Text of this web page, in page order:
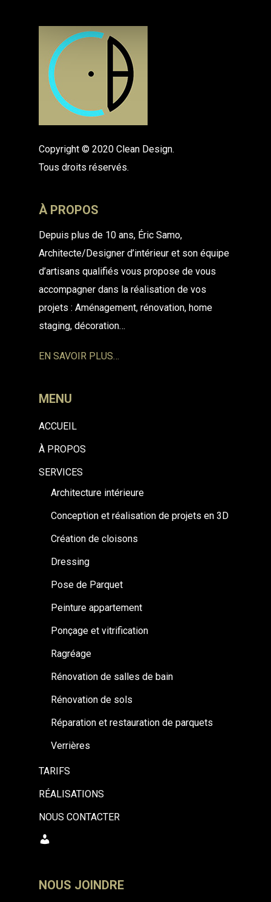
Copyright © 2020 Clean Design.
Tous droits réservés.
À PROPOS
Depuis plus de 10 ans, Éric Samo,
Architecte/Designer d’intérieur et son équipe
d’artisans qualifiés vous propose de vous
accompagner dans la réalisation de vos
projets : Aménagement, rénovation, home
staging, décoration…
EN SAVOIR PLUS…
MENU
ACCUEIL
À PROPOS
SERVICES
Architecture intérieure
Conception et réalisation de projets en 3D
Création de cloisons
Dressing
Pose de Parquet
Peinture appartement
Ponçage et vitrification
Ragréage
Rénovation de salles de bain
Rénovation de sols
Réparation et restauration de parquets
Verrières
TARIFS
RÉALISATIONS
NOUS CONTACTER
NOUS JOINDRE